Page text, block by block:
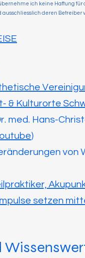
ich keine Haftung für
deren Betreiber
& Kulturorte
med. Hans-
)
von
setzen